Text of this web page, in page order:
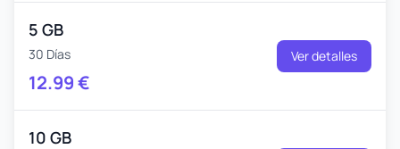
5 GB
30 Días
12.99€
Ver detalles
10 GB